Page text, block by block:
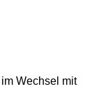
Wechsel mit